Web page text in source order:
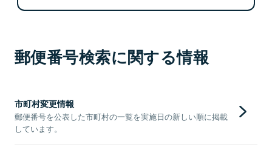
郵便番号検索に関する情報
市町村変更情報
郵便番号を公表した市町村の一覧を実施日の新しい順に掲載
しています。